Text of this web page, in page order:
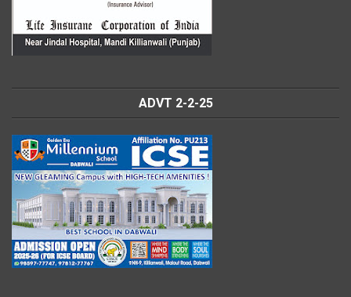
ADVT 2-2-25